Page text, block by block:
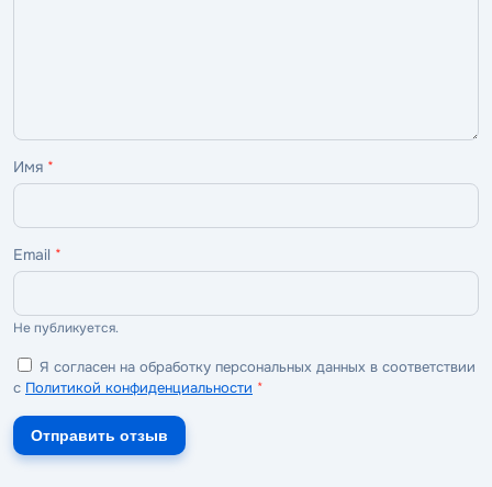
Имя *
Email *
Не публикуется.
Я согласен на обработку персональных данных в соответствии
с Политикой конфиденциальности *
Отправить отзыв